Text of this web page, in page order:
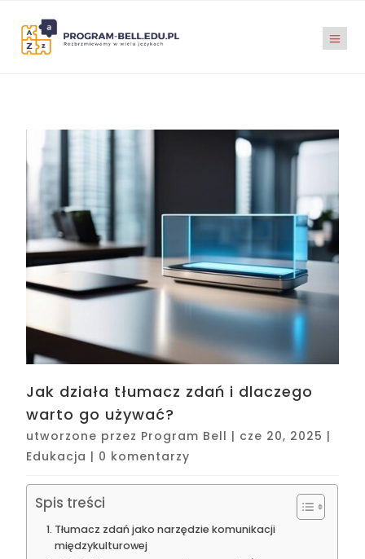
Jak działa tłumacz zdań i dlaczego
warto go używać?
utworzone przez Program Bell | cze 20, 2025 |
Edukacja | 0 komentarzy
Spis treści
Tłumacz zdań jako narzędzie komunikacji
międzykulturowej